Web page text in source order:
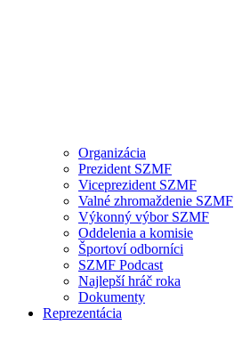
Organizácia
Prezident SZMF
Viceprezident SZMF
Valné zhromaždenie SZMF
Výkonný výbor SZMF
Oddelenia a komisie
Športoví odborníci
SZMF Podcast
Najlepší hráč roka
Dokumenty
Reprezentácia